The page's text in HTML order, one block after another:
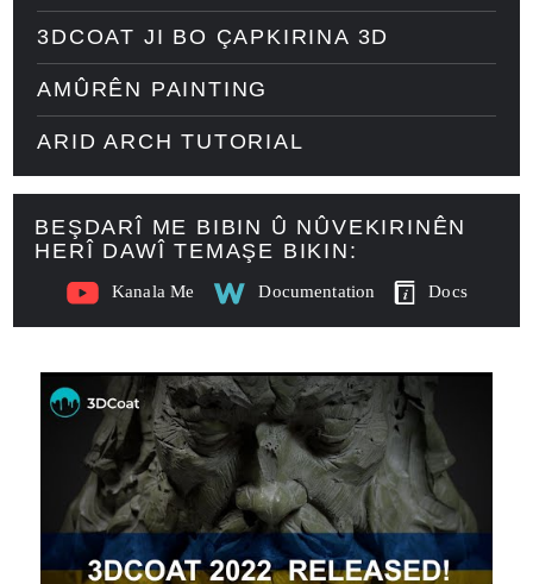
3DCOAT JI BO ÇAPKIRINA 3D
AMÛRÊN PAINTING
ARID ARCH TUTORIAL
BEŞDARÎ ME BIBIN Û NÛVEKIRINÊN
HERÎ DAWÎ TEMAŞE BIKIN:
Kanala Me Documentation Docs